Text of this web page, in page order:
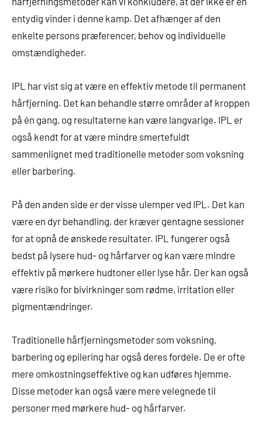
entydig vinder i denne kamp. Det afhænger af den
enkelte persons præferencer, behov og individuelle
omstændigheder.
IPL har vist sig at være en effektiv metode til permanent
hårfjerning. Det kan behandle større områder af kroppen
på én gang, og resultaterne kan være langvarige. IPL er
også kendt for at være mindre smertefuldt
sammenlignet med traditionelle metoder som voksning
eller barbering.
På den anden side er der visse ulemper ved IPL. Det kan
være en dyr behandling, der kræver gentagne sessioner
for at opnå de ønskede resultater. IPL fungerer også
bedst på lysere hud- og hårfarver og kan være mindre
effektiv på mørkere hudtoner eller lyse hår. Der kan også
være risiko for bivirkninger som rødme, irritation eller
pigmentændringer.
Traditionelle hårfjerningsmetoder som voksning,
barbering og epilering har også deres fordele. De er ofte
mere omkostningseffektive og kan udføres hjemme.
Disse metoder kan også være mere velegnede til
personer med mørkere hud- og hårfarver.